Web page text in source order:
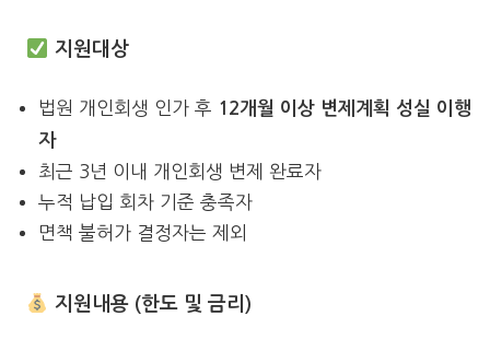
지원대상
법원 개인회생 인가 후 12개월 이상 변제계획 성실 이행
자
최근 3년 이내 개인회생 변제 완료자
누적 납입 회차 기준 충족자
면책 불허가 결정자는 제외
지원내용 (한도 및 금리)